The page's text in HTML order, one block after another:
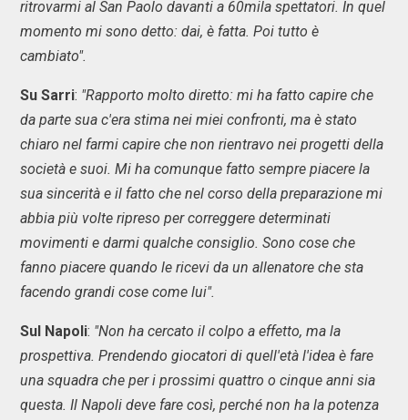
ritrovarmi al San Paolo davanti a 60mila spettatori. In quel
momento mi sono detto: dai, è fatta. Poi tutto è
cambiato".
Su Sarri: "Rapporto molto diretto: mi ha fatto capire che
da parte sua c'era stima nei miei confronti, ma è stato
chiaro nel farmi capire che non rientravo nei progetti della
società e suoi. Mi ha comunque fatto sempre piacere la
sua sincerità e il fatto che nel corso della preparazione mi
abbia più volte ripreso per correggere determinati
movimenti e darmi qualche consiglio. Sono cose che
fanno piacere quando le ricevi da un allenatore che sta
facendo grandi cose come lui".
Sul Napoli: "Non ha cercato il colpo a effetto, ma la
prospettiva. Prendendo giocatori di quell'età l'idea è fare
una squadra che per i prossimi quattro o cinque anni sia
questa. Il Napoli deve fare così, perché non ha la potenza